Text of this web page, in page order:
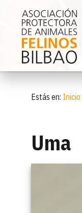
Estás en: Inicio
Uma